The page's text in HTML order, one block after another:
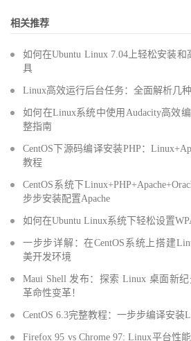
相关推荐
如何在Ubuntu Linux 7.04上轻松安装和
具
Linux高效运行后台任务：全面解析几
如何在Linux系统中使用Audacity高效
整指南
CentOS下源码编译安装PHP：
教程
CentOS系统下
步步安装配置Apache
如何在Ubuntu Linux系统下轻松设置
一步步详解：在CentOS系统上搭建
美开发环境
Maui Shell 发布：探索 Linux 桌面新
革命性变革！
CentOS 6.3完整教程：一步步编译安装
Firefox 95 vs Chrome 97: Linux平台性